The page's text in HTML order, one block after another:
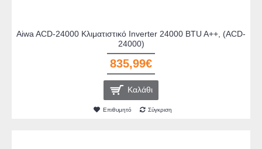
Aiwa ACD-24000 Κλιματιστικό Inverter 24000 BTU A++, (ACD-
24000)
835,99€
Καλάθι
Επιθυμητό Σύγκριση